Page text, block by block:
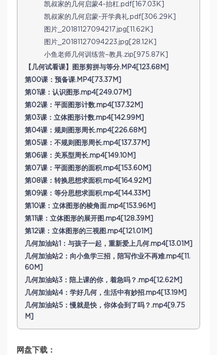
凯叔家的几何启蒙4-抬杠.pdf[167.03K]
凯叔家的几何启蒙-开学典礼.pdf[306.29K]
图片_20181127094217.jpg[11.62K]
图片_20181127094223.jpg[28.12K]
小鱼老师几何训练营–教具.zip[975.87K]
【几何试看课】图形剪拼与等分.MP4[123.68M]
第00课：预备课.MP4[73.37M]
第01课：认识图形.mp4[249.07M]
第02课：平面图形计数.mp4[137.32M]
第03课：立体图形计数.mp4[142.99M]
第04课：规则图形周长.mp4[226.68M]
第05课：不规则图形周长.mp4[137.37M]
第06课：关系型周长.mp4[149.10M]
第07课：平面图形的面积.mp4[153.60M]
第08课：转换思想求面积.mp4[164.92M]
第09课：等分思想求面积.mp4[144.33M]
第10课：立体图形的棱角面.mp4[153.96M]
第11课：立体图形的展开图.mp4[128.39M]
第12课：立体图形的三视图.mp4[121.01M]
几何加油站1：与孩子一起，重新爱上几何.mp4[13.01M]
几何加油站2：向小鱼学三招，陪写作业不再难.mp4[11.
60M]
几何加油站3：陪上课的你，着急吗？.mp4[12.62M]
几何加油站4：学好几何，生活中有妙招.mp4[13.19M]
几何加油站5：慢就是快，你体会到了吗？.mp4[9.75
M]
网盘下载：